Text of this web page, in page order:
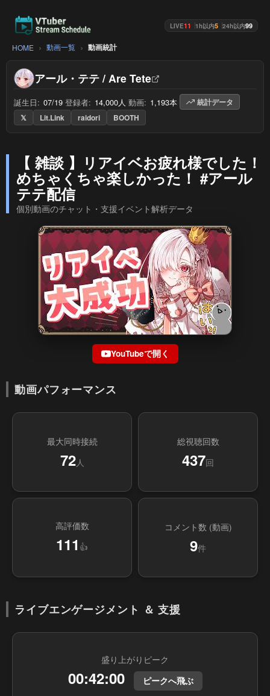
LIVE11 1h以内5 24h以内99
HOME 動画一覧 動画統計
アール・テテ / Are Tete
誕生日: 07/19 登録者: 14,000人 動画: 1,193本
統計データ
𝕏
Lit.Link raidori BOOTH
【 雑談 】リアイベお疲れ様でした！
めちゃくちゃ楽しかった！ #アール
テテ配信
個別動画のチャット・支援イベント解析データ
YouTubeで開く
動画パフォーマンス
最大同時接続
72人
総視聴回数
437回
高評価数
111 👍
コメント数 (動画)
9件
ライブエンゲージメント ＆ 支援
盛り上がりピーク
00:42:00 ピークへ飛ぶ